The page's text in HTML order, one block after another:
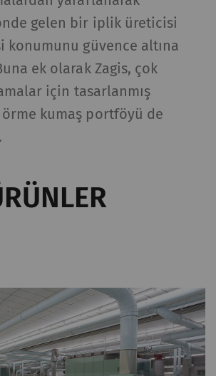
gelen bir iplik üreticisi
konumunu güvence altına
ek olarak Zagis, çok
için tasarlanmış
örme kumaş portföyü de
olanak
istatistiksel
oluşturmak için
bir kimlik
Web sitesinde
davranışının
istatistiksel
oluşturmak için
işlevlerin amacı diğer web
Google Haritalar)
veya teklifleri (örn. videolar,
de görüntülemek ve